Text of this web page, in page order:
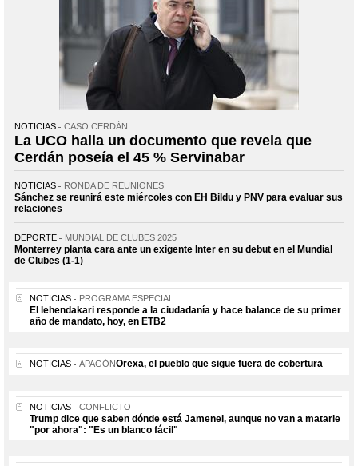
NOTICIAS CASO CERDÁN
La UCO halla un documento que revela que
Cerdán poseía el 45 % Servinabar
NOTICIAS RONDA DE REUNIONES
Sánchez se reunirá este miércoles con EH Bildu y PNV para evaluar sus
relaciones
DEPORTE MUNDIAL DE CLUBES 2025
Monterrey planta cara ante un exigente Inter en su debut en el Mundial
de Clubes (1-1)
NOTICIAS PROGRAMA ESPECIAL
El lehendakari responde a la ciudadanía y hace balance de su primer
año de mandato, hoy, en ETB2
NOTICIAS APAGÓNOrexa, el pueblo que sigue fuera de cobertura
NOTICIAS CONFLICTO
Trump dice que saben dónde está Jamenei, aunque no van a matarle
"por ahora": "Es un blanco fácil"